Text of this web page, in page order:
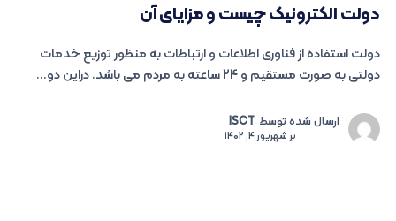
دولت الکترونیک چیست و مزایای آن
دولت استفاده از فناوری اطلاعات و ارتباطات به منظور توزیع خدمات
دولتی به صورت مستقیم و 24 ساعته به مردم می باشد. دراین دو...
ارسال شده توسط ISCT
برشهریور 4, 1402